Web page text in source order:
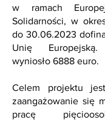
w ramach
Solidarności, w
do 30.06.2023
Unię Europejską.
wyniosło 6888 euro.
Celem projektu
zaangażowanie się
pracę